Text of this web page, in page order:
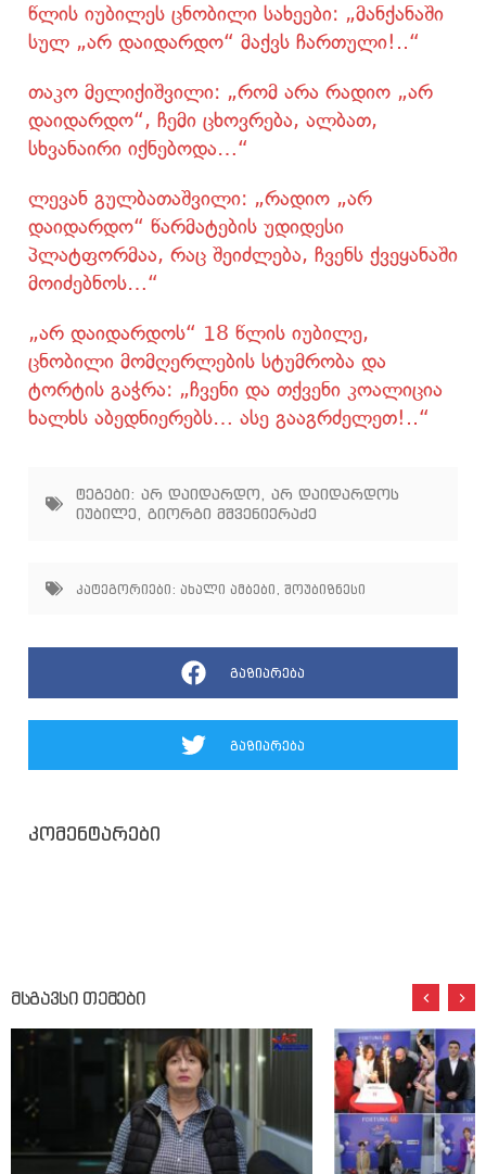
წლის იუბილეს ცნობილი სახეები: „მანქანაში
სულ „არ დაიდარდო“ მაქვს ჩართული!..“
თაკო მელიქიშვილი: „რომ არა რადიო „არ
დაიდარდო“, ჩემი ცხოვრება, ალბათ,
სხვანაირი იქნებოდა…“
ლევან გულბათაშვილი: „რადიო „არ
დაიდარდო“ წარმატების უდიდესი
პლატფორმაა, რაც შეიძლება, ჩვენს ქვეყანაში
მოიძებნოს…“
„არ დაიდარდოს“ 18 წლის იუბილე,
ცნობილი მომღერლების სტუმრობა და
ტორტის გაჭრა: „ჩვენი და თქვენი კოალიცია
ხალხს აბედნიერებს… ასე გააგრძელეთ!..“
ტეგები: არ დაიდარდო, არ დაიდარდოს
იუბილე, გიორგი მშვენიერაძე
კატეგორიები: ახალი ამბები შოუბიზნესი
გაზიარება
გაზიარება
კომენტარები
მსგავსი თემები